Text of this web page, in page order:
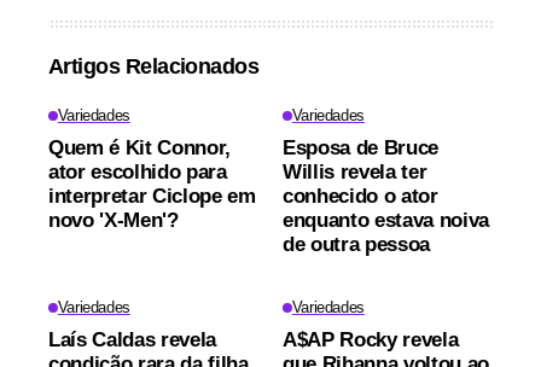
Artigos Relacionados
Variedades
Quem é Kit Connor,
ator escolhido para
interpretar Ciclope em
novo 'X-Men'?
Variedades
Esposa de Bruce
Willis revela ter
conhecido o ator
enquanto estava noiva
de outra pessoa
Variedades
Laís Caldas revela
Variedades
A$AP Rocky revela